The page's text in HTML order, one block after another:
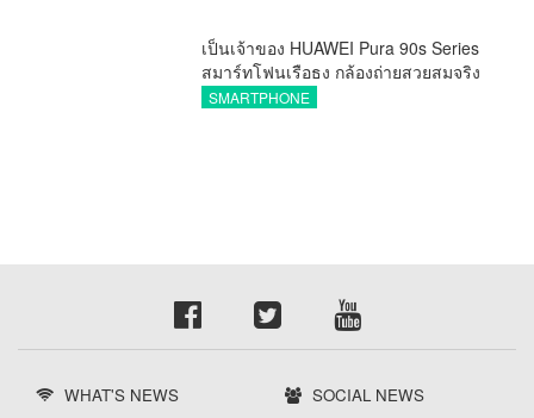
เป็นเจ้าของ HUAWEI Pura 90s Series
สมาร์ทโฟนเรือธง กล้องถ่ายสวยสมจริง
ทุกระยะ พร้อมของสมนาคุณและสิทธิ
SMARTPHONE
WHAT'S NEWS SOCIAL NEWS